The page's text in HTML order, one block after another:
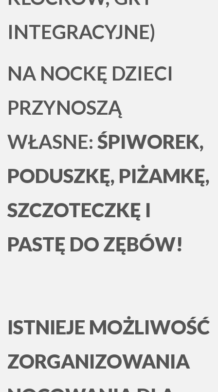
INTEGRACYJNE)
NA NOCKĘ DZIECI
PRZYNOSZĄ
WŁASNE: ŚPIWOREK,
PODUSZKĘ, PIŻAMKĘ,
SZCZOTECZKĘ I
PASTĘ DO ZĘBÓW!
ISTNIEJE MOŻLIWOŚĆ
ZORGANIZOWANIA